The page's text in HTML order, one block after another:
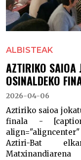
ALBISTEAK
AZTIRIKO SAIOA
OSINALDEKO
2026-04-06
Aztiriko saioa
finala - [caption
Aztiri-Bat